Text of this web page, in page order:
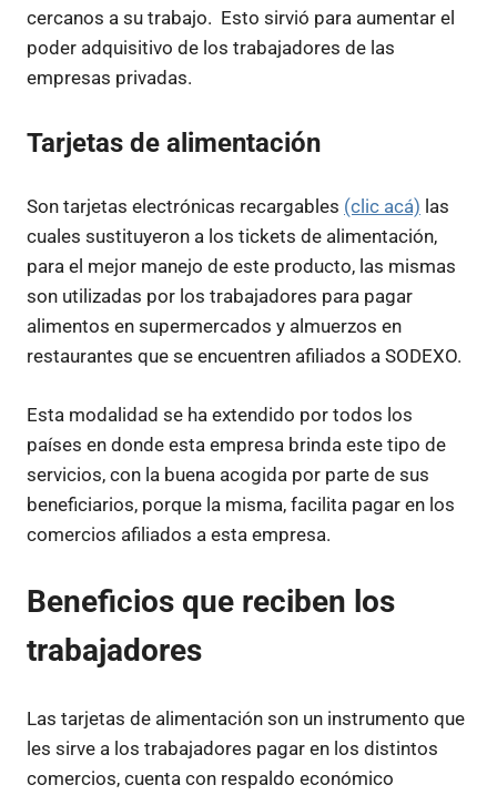
cercanos a su trabajo. Esto sirvió para aumentar el
poder adquisitivo de los trabajadores de las
empresas privadas.
Tarjetas de alimentación
Son tarjetas electrónicas recargables (clic acá) las
cuales sustituyeron a los tickets de alimentación,
para el mejor manejo de este producto, las mismas
son utilizadas por los trabajadores para pagar
alimentos en supermercados y almuerzos en
restaurantes que se encuentren afiliados a SODEXO.
Esta modalidad se ha extendido por todos los
países en donde esta empresa brinda este tipo de
servicios, con la buena acogida por parte de sus
beneficiarios, porque la misma, facilita pagar en los
comercios afiliados a esta empresa.
Beneficios que reciben los
trabajadores
Las tarjetas de alimentación son un instrumento que
les sirve a los trabajadores pagar en los distintos
comercios, cuenta con respaldo económico